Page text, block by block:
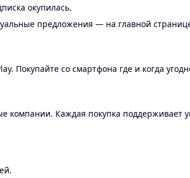
окупилась.
предложения — на главной
Покупайте со смартфона где и когда
Каждая покупка поддерживает